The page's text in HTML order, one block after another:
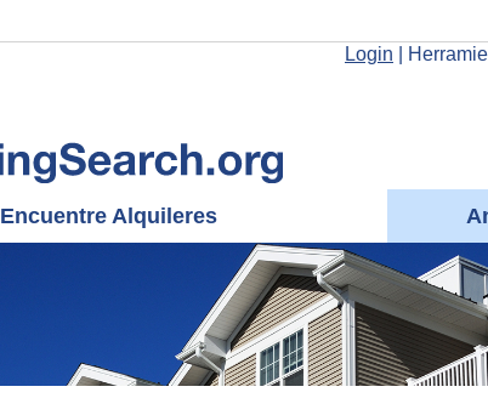
Login
Encuentre Alquileres